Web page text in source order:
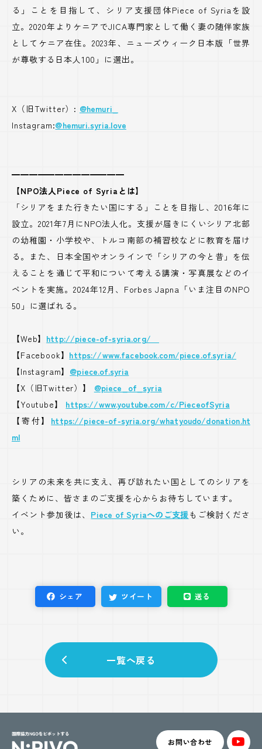
る」ことを目指して、シリア支援団体Piece of Syriaを設
立。2020年よりケニアでJICA専門家として働く妻の随伴家族
としてケニア在住。2023年、ニューズウィーク日本版「世界
が尊敬する日本人100」に選出。
X（旧Twitter）: @hemuri_
Instagram:@hemuri.syria.love
━━━━━━━━━━━━━
【NPO法人Piece of Syriaとは】
「シリアをまた行きたい国にする」ことを目指し、2016年に
設立。2021年7月にNPO法人化。支援が届きにくいシリア北部
の幼稚園・小学校や、トルコ南部の補習校などに教育を届け
る。また、日本全国やオンラインで「シリアの今と昔」を伝
えることを通じて平和について考える講演・写真展などのイ
ベントを実施。2024年12月、Forbes Japna「いま注目のNPO
50」に選ばれる。
【Web】 http://piece-of-syria.org/
【Facebook】 https://www.facebook.com/piece.of.syria/
【Instagram】 @piece.of.syria
【X（旧Twitter）】
@piece_of_syria
【Youtube】
https://www.youtube.com/c/PieceofSyria
【寄付】 https://piece-of-syria.org/whatyoudo/donation.ht
ml
シリアの未来を共に支え、再び訪れたい国としてのシリアを
築くために、皆さまのご支援を心からお待ちしています。
イベント参加後は、 Piece of Syriaへのご支援もご検討くださ
い。
シェア ツイート 送る
一覧へ戻る
お問い合わせ